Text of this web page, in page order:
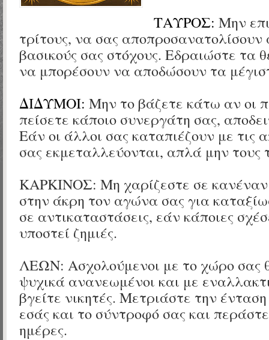
ΤΑΥΡΟΣ: Μην
τρίτους, να σας αποπροσανατολίσουν
βασικούς σας στόχους. Εδραιώστε τα
να μπορέσουν να αποδώσουν τα
ΔΙΔΥΜΟΙ: Μην το βάζετε κάτω αν οι
πείσετε κάποιο συνεργάτη σας,
Εάν οι άλλοι σας καταπιέζουν με τις
σας εκμεταλλεύονται, απλά μην τους
ΚΑΡΚΙΝΟΣ: Μη χαρίζεστε σε
στην άκρη τον αγώνα σας για
σε αντικαταστάσεις, εάν κάποιες
υποστεί ζημιές.
ΛΕΩΝ: Ασχολούμενοι με το χώρο σας
ψυχικά ανανεωμένοι και με
βγείτε νικητές. Μετριάστε την
εσάς και το σύντροφό σας και
ημέρες.